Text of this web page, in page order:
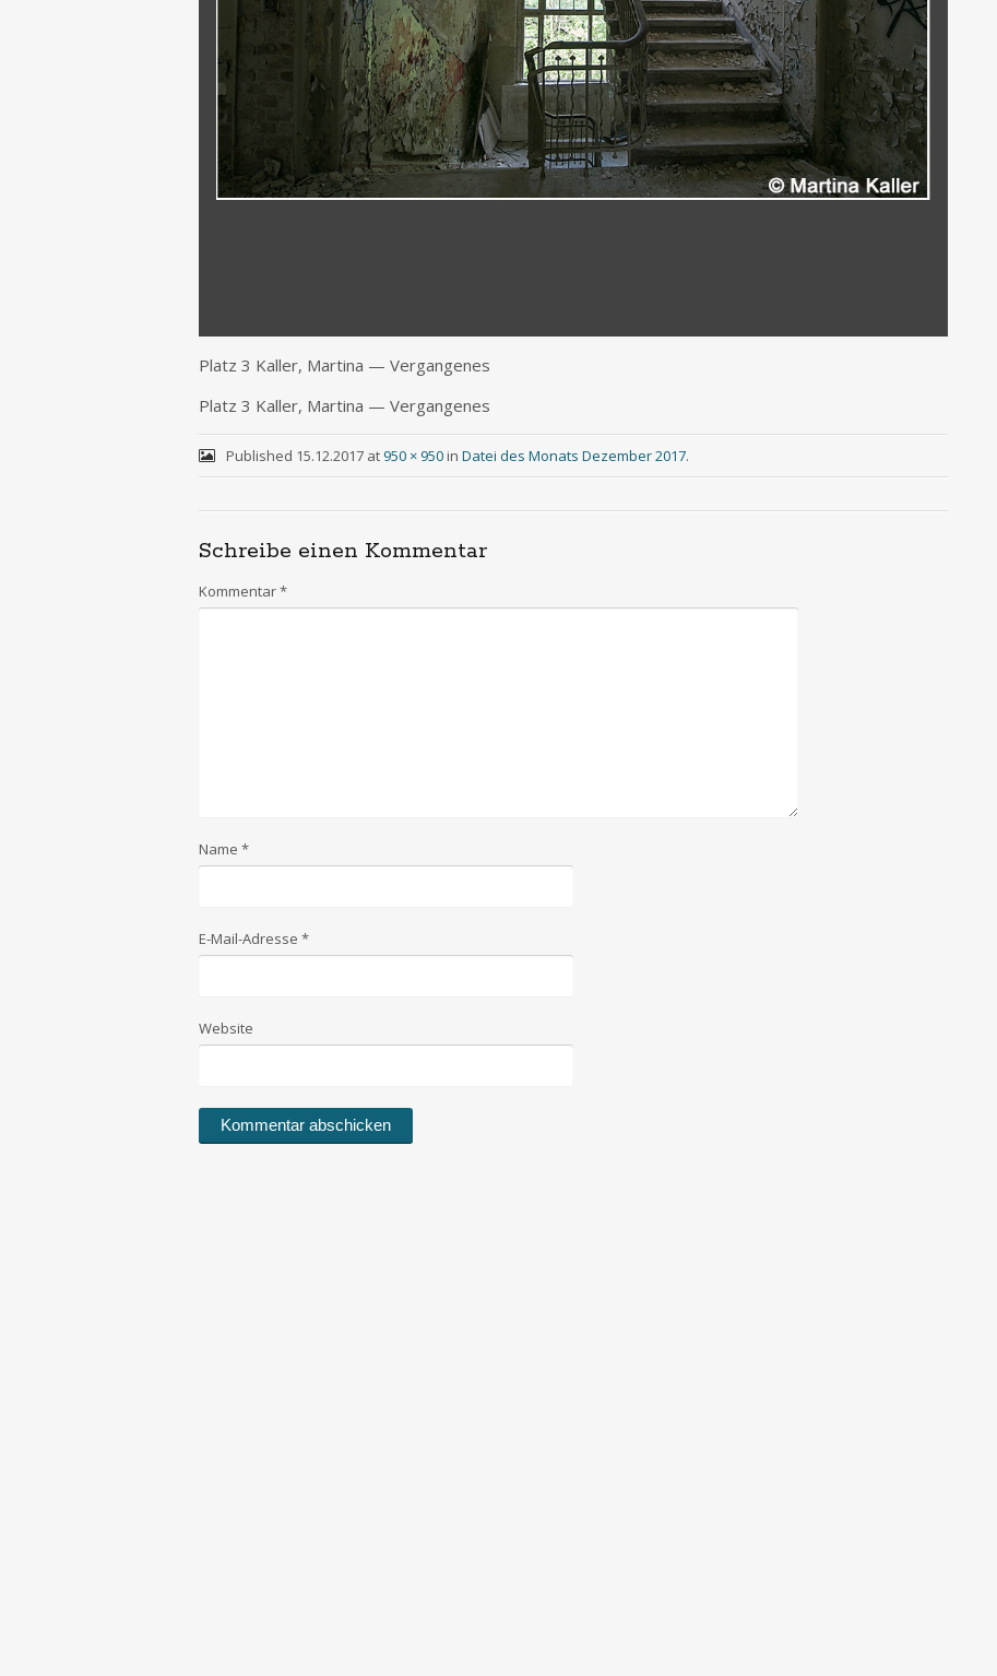
Platz 3 Kal­ler, Mar­ti­na — Vergangenes
Platz 3 Kal­ler, Mar­ti­na — Vergangenes
Published 15.12.2017at950 × 950in Datei des Monats Dezember 2017.
Schreibe einen Kommentar
Kommentar*
Name *
E-Mail-Adresse *
Website